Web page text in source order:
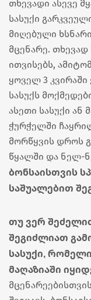
თხევადი ასევე
სასუქი
მიღებული
მცენარე. თხევად
ითვისებს,
ყოველ 3
სასუქს
ასეთი სასუქი ან
ჭურჭელში
მორწყვის დროს
წყალში და ნელ-
ბონსაისთვის
საშუალებით
თუ ვერ
შეგიძლიათ
სასუქი,
მაღაზიაში